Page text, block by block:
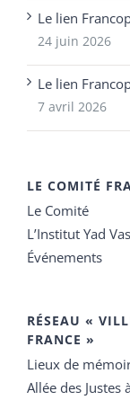
Le lien
24 juin 2026
Le lien
7 avril 2026
LE COMITÉ
Le Comité
L’Institut Yad
Événements
RÉSEAU «
FRANCE »
Lieux de
Allée des Justes